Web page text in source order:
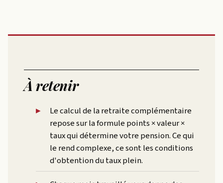
À retenir
Le calcul de la retraite complémentaire
repose sur la formule points × valeur ×
taux qui détermine votre pension. Ce qui
le rend complexe, ce sont les conditions
d'obtention du taux plein.